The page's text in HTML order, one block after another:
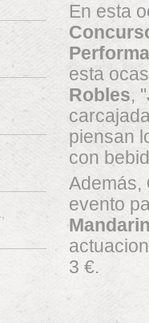
En esta
esta
Robles,
piensan
con
Además,
evento
3 €.